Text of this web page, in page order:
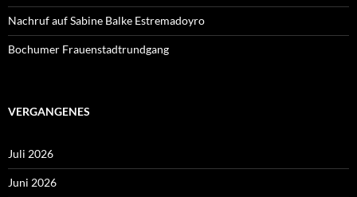
Nachruf auf Sabine Balke Estremadoyro
Bochumer Frauenstadtrundgang
VERGANGENES
Juli 2026
Juni 2026